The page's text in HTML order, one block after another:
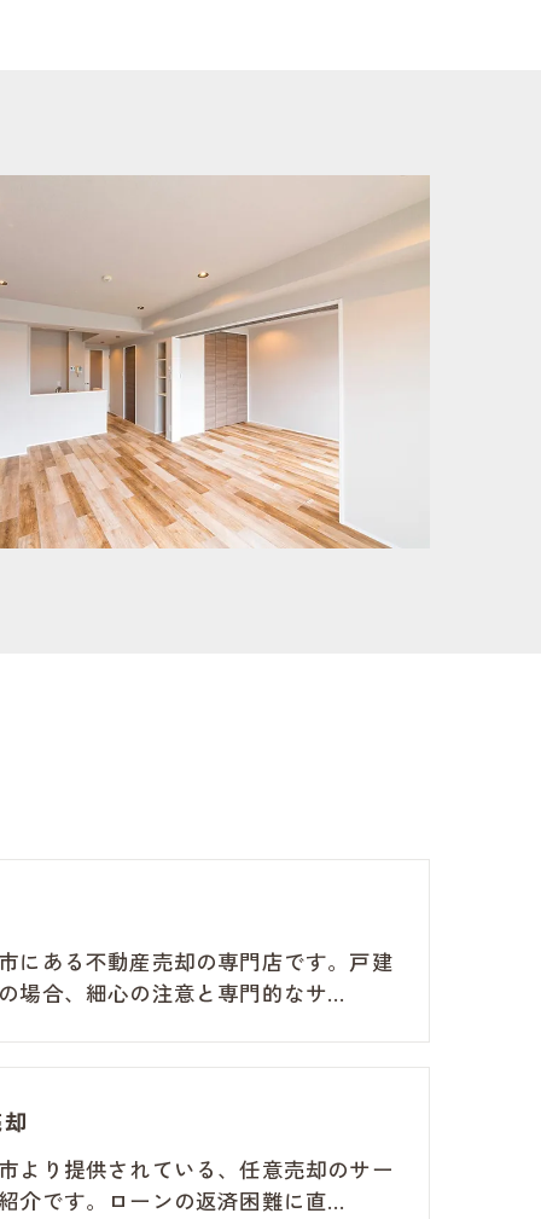
にある不動産売却の専門店です。戸建
場合、細心の注意と専門的なサ…
より提供されている、任意売却のサー
介です。ローンの返済困難に直…